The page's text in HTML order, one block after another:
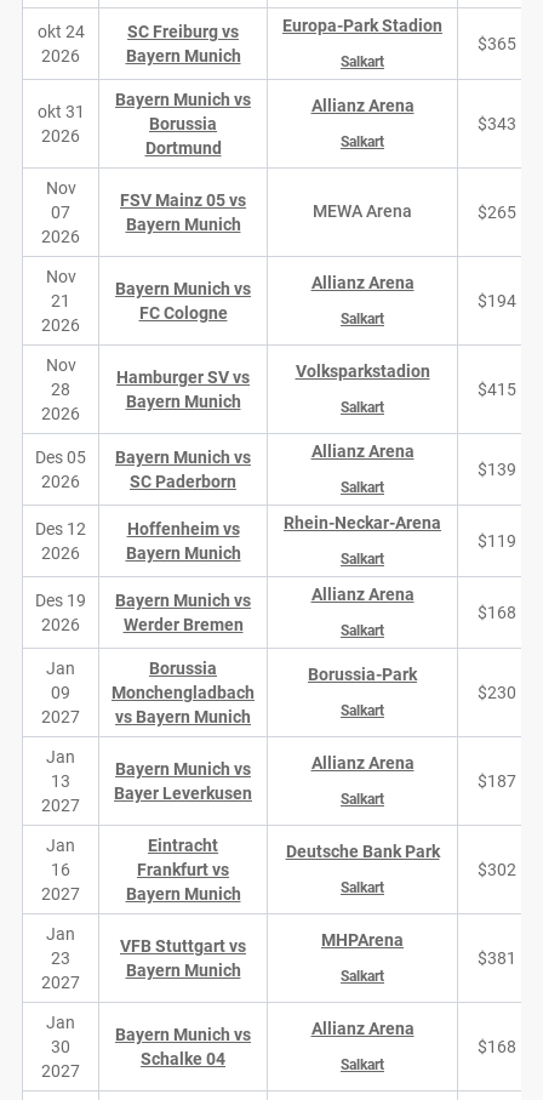
okt 24
2026
SC Freiburg vs
Bayern Munich
Europa-Park Stadion
Salkart
$365
okt 31
2026
Bayern Munich vs
Borussia
Dortmund
Allianz Arena
Salkart
$343
Nov
07
2026
FSV Mainz 05 vs
Bayern Munich
MEWA Arena $265
Nov
21
2026
Bayern Munich vs
FC Cologne
Allianz Arena
Salkart
$194
Nov
28
2026
Hamburger SV vs
Bayern Munich
Volksparkstadion
Salkart
$415
Des 05
2026
Bayern Munich vs
SC Paderborn
Allianz Arena
Salkart
$139
Des 12
2026
Hoffenheim vs
Bayern Munich
Rhein-Neckar-Arena
Salkart
$119
Des 19
2026
Bayern Munich vs
Werder Bremen
Allianz Arena
Salkart
$168
Jan
09
2027
Borussia
Monchengladbach
vs Bayern Munich
Borussia-Park
Salkart
$230
Jan
13
2027
Bayern Munich vs
Bayer Leverkusen
Allianz Arena
Salkart
$187
Jan
16
2027
Eintracht
Frankfurt vs
Bayern Munich
Deutsche Bank Park
Salkart
$302
Jan
23
2027
VFB Stuttgart vs
Bayern Munich
MHPArena
Salkart
$381
Jan
30
2027
Bayern Munich vs
Schalke 04
Allianz Arena
Salkart
$168